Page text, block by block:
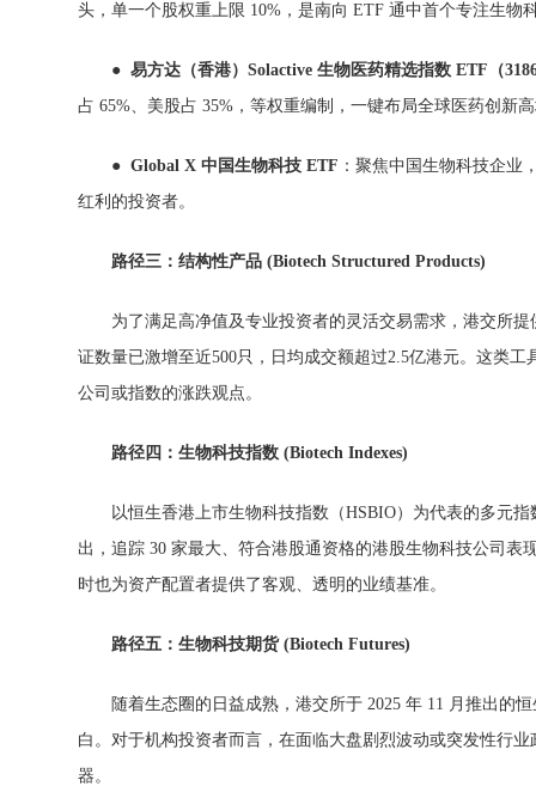
头，单一个股权重上限 10%，是南向 ETF 通中首个专注生物
● 易方达（香港）Solactive 生物医药精选指数 ETF（
占 65%、美股占 35%，等权重编制，一键布局全球医药创新
● Global X 中国生物科技 ETF ：聚焦中国生物科技企业
红利的投资者。
路径三： 结构性产品 (Biotech Structured Products)
为了满足高净值及专业投资者的灵活交易需求，港交所
证数量已激增至近500只，日均成交额超过2.5亿港元。这类
公司或指数的涨跌观点。
路径 四：生物科技指数 (Biotech Indexes)
以恒生香港上市生物科技指数（HSBIO）为代表的多元
出，追踪 30 家最大、符合港股通资格的港股生物科技公司
时也为资产配置者提供了客观、透明的业绩基准。
路径五：生物科技期货(Biotech Futures)
随着生态圈的日益成熟，港交所于 2025 年 11 月推出的
白。对于机构投资者而言，在面临大盘剧烈波动或突发性行
器。